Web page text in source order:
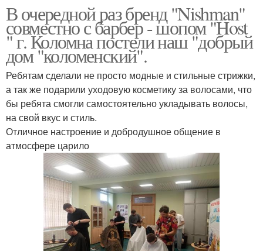
В очередной раз бренд "Nishman"
совместно с барбер - шопом "Host
" г. Коломна постели наш "добрый
дом "коломенский".
Ребятам сделали не просто модные и стильные стрижки,
а так же подарили уходовую косметику за волосами, что
бы ребята смогли самостоятельно укладывать волосы,
на свой вкус и стиль.
Отличное настроение и добродушное общение в
атмосфере царило